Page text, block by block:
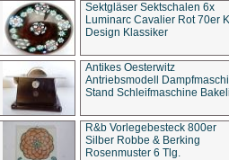
Sektgläser Sektschalen 6x
Luminarc Cavalier Rot 70er
Design Klassiker
Antikes Oesterwitz
Antriebsmodell
Stand Schleifmaschine
R&b Vorlegebesteck 800er
Silber Robbe & Berking
Rosenmuster 6 Tlg.